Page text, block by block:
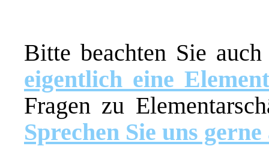
Bitte beachten Sie
eigentlich eine
Fragen zu
Sprechen Sie uns gerne